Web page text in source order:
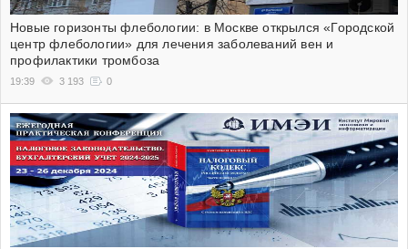
Новые горизонты флебологии: в Москве открылся «Городской
центр флебологии» для лечения заболеваний вен и
профилактики тромбоза
19:39 3 193 0